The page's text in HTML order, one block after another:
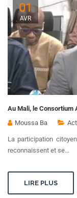
01
AVR
Au Mali, le Consortium
Moussa Ba
La participation
reconnaissent et se...
LIRE PLUS